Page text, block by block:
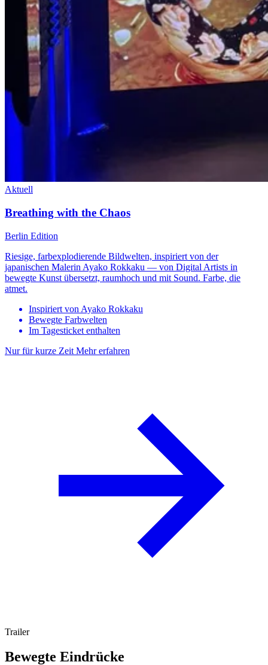
Aktuell
Breathing with the Chaos
Berlin Edition
Riesige, farbexplodierende Bildwelten, inspiriert von der
japanischen Malerin Ayako Rokkaku — von Digital Artists in
bewegte Kunst übersetzt, raumhoch und mit Sound. Farbe, die
atmet.
Inspiriert von Ayako Rokkaku
Bewegte Farbwelten
Im Tagesticket enthalten
Nur für kurze Zeit Mehr erfahren
Trailer
Bewegte Eindrücke